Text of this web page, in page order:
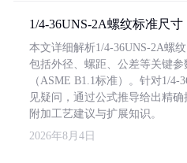
1/4-36UNS-2A螺纹标准尺寸
本文详细解析1/4-36UNS-2A螺
包括外径、螺距、公差等关键
（ASME B1.1标准）。针对1/4-
见疑问，通过公式推导给出精
附加工艺建议与扩展知识。
2026年8月4日